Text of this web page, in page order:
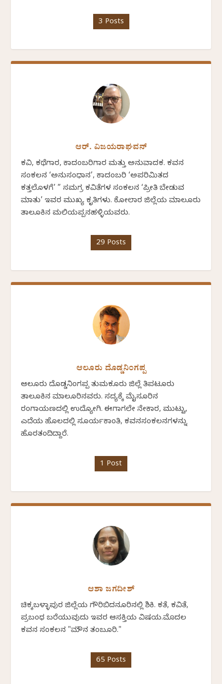
3 Posts
ಆರ್. ವಿಜಯರಾಘವನ್
ಕವಿ, ಕಥೆಗಾರ, ಕಾದಂಬರಿಗಾರ ಮತ್ತು ಅನುವಾದಕ. ಕವನ
ಸಂಕಲನ ‘ಅನುಸಂಧಾನ’, ಕಾದಂಬರಿ ‘ಅಪರಿಮಿತದ
ಕತ್ತಲೊಳಗೆ’ ” ಸಮಗ್ರ ಕವಿತೆಗಳ ಸಂಕಲನ ‘ಪ್ರೀತಿ ಬೇಡುವ
ಮಾತು’ ಇವರ ಮುಖ್ಯ ಕೃತಿಗಳು. ಕೋಲಾರ ಜಿಲ್ಲೆಯ ಮಾಲೂರು
ತಾಲೂಕಿನ ಮಲಿಯಪ್ಪನಹಳ್ಳಿಯವರು.
29 Posts
ಆಲೂರು ದೊಡ್ಡನಿಂಗಪ್ಪ
ಆಲೂರು ದೊಡ್ಡನಿಂಗಪ್ಪ ತುಮಕೂರು ಜಿಲ್ಲೆ ತಿಪಟೂರು
ತಾಲೂಕಿನ ಮಾಲೂರಿನವರು. ಸದ್ಯಕ್ಕೆ ಮೈಸೂರಿನ
ರಂಗಾಯಣದಲ್ಲಿ ಉದ್ಯೋಗಿ. ಈಗಾಗಲೇ ನೇಕಾರ, ಮುಟ್ಟು,
ಎದೆಯ ಹೊಲದಲ್ಲಿ ಸೂರ್ಯಕಾಂತಿ, ಕವನಸಂಕಲನಗಳನ್ನು
ಹೊರತಂದಿದ್ದಾರೆ.
1 Post
ಆಶಾ ಜಗದೀಶ್
ಚಿಕ್ಕಬಳ್ಳಾಪುರ ಜಿಲ್ಲೆಯ ಗೌರಿಬಿದನೂರಿನಲ್ಲಿ ಶಿಕ್ಷಕಿ. ಕತೆ, ಕವಿತೆ,
ಪ್ರಬಂಧ ಬರೆಯುವುದು ಇವರ ಆಸಕ್ತಿಯ ವಿಷಯ.ಮೊದಲ
ಕವನ ಸಂಕಲನ "ಮೌನ ತಂಬೂರಿ."
65 Posts